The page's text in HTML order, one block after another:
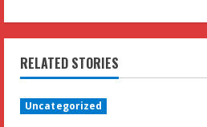
t
i
n
u
RELATED STORIES
Uncategorized